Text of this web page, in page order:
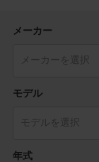
メーカー
モデル
年式